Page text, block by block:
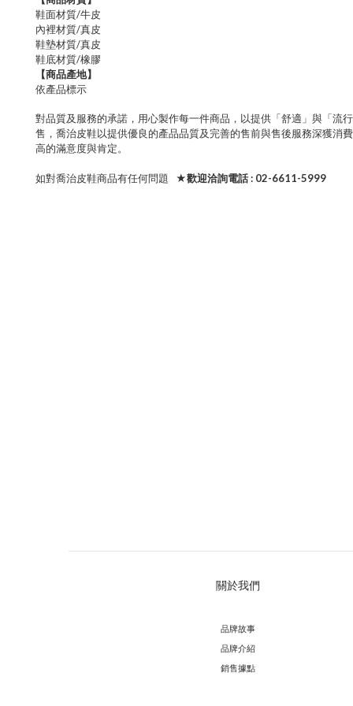
鞋面材質/牛皮
內裡材質/真皮
鞋墊材質/真皮
鞋底材質/橡膠
【商品產地】
依產品標示
對品質及服務的承諾，用心製作每一件商品，以提供「舒適」與「流
售，喬治皮鞋以提供優良的產品品質及完善的售前與售後服務深獲消
高的滿意度與肯定。
如對喬治皮鞋商品有任何問題 ★歡迎洽詢電話 : 02-6611-5999
關於我們
品牌故事
品牌介紹
銷售據點